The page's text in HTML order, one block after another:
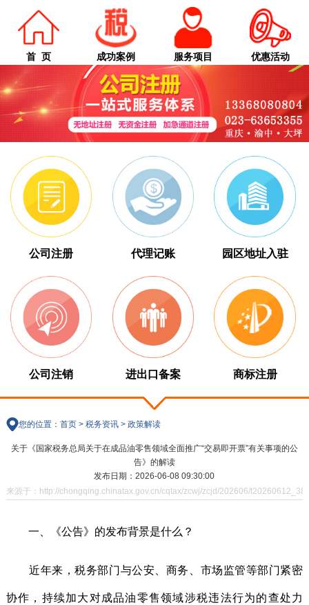
首 页 成功案例 服务项目 优惠活动
公司注册 代理记账 园区地址入驻
公司注销 进出口备案 商标注册
您的位置： 首页> 税务资讯> 政策解读
关于《国家税务总局关于在成品油零售领域全面推广“交易即开票”有关事项的公
告》的解读
发布日期：2026-06-08 09:30:00
来源于：http://chongqing.chinatax.gov.cn/cqtax/zcwj/zcjd/202606/
一、《公告》的发布背景是什么？
近年来，税务部门与公安、商务、市场监管等部门紧密
协作，持续加大对成品油零售领域涉税违法行为的查处力